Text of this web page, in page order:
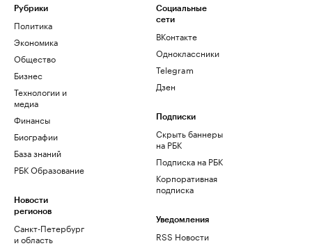
Рубрики
Политика
Экономика
Общество
Бизнес
Технологии и
медиа
Финансы
Биографии
База знаний
РБК Образование
Новости
регионов
Санкт-Петербург
и область
Социальные
сети
ВКонтакте
Одноклассники
Telegram
Дзен
Подписки
Скрыть баннеры
на РБК
Подписка на РБК
Корпоративная
подписка
Уведомления
RSS Новости